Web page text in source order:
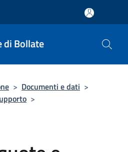
di Bollate
> Documenti e dati >
>